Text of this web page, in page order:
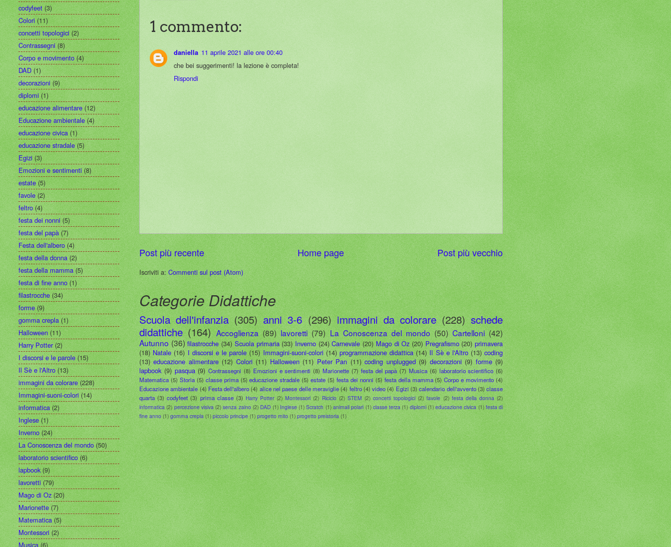
1 commento:
daniella 11 aprile 2021 alle ore 00:40
che bei suggerimenti! la lezione è completa!
Rispondi
Post più recente Post più vecchio
Home page
Iscriviti a:Commenti sul post (Atom)
Categorie Didattiche
Scuola dell'infanzia (305) anni 3-6 (296) immagini da colorare (228) schede
didattiche (164) Accoglienza (89) lavoretti (79) La Conoscenza del mondo (50) Cartelloni (42)
Autunno (36) filastrocche (34) Scuola primaria (33) Inverno (24) Carnevale (20) Mago di Oz (20) Pregrafismo (20) primavera
(18) Natale (16) I discorsi e le parole (15) Immagini-suoni-colori (14) programmazione didattica (14) Il Sè e l'Altro (13) coding
(13) educazione alimentare (12) Colori (11) Halloween (11) Peter Pan (11) coding unplugged (9) decorazioni (9) forme (9)
lapbook (9) pasqua (9) Contrassegni (8) Emozioni e sentimenti (8) Marionette (7) festa del papà (7) Musica (6) laboratorio scientifico (6)
Matematica (5) Storia (5) classe prima (5) educazione stradale (5) estate (5) festa dei nonni (5) festa della mamma (5) Corpo e movimento (4)
Educazione ambientale (4) Festa dell'albero (4) alice nel paese delle meraviglie (4) feltro (4) video (4) Egizi (3) calendario dell'avvento (3) classe
quarta (3) codyfeet (3) prima classe (3) Harry Potter (2) Montessori (2) Riciclo (2) STEM (2) concetti topologici (2) favole (2) festa della donna (2)
informatica (2) percezione visiva (2) senza zaino (2) DAD (1) Inglese (1) Scratch (1) animali polari (1) classe terza (1) diplomi (1) educazione civica (1) festa di
fine anno (1) gomma crepla (1) piccolo principe (1) progetto mito (1) progetto preistoria (1)
codyfeet (3)
Colori (11)
concetti topologici (2)
Contrassegni (8)
Corpo e movimento (4)
DAD (1)
decorazioni (9)
diplomi (1)
educazione alimentare (12)
Educazione ambientale (4)
educazione civica (1)
educazione stradale (5)
Egizi (3)
Emozioni e sentimenti (8)
estate (5)
favole (2)
feltro (4)
festa dei nonni (5)
festa del papà (7)
Festa dell'albero (4)
festa della donna (2)
festa della mamma (5)
festa di fine anno (1)
filastrocche (34)
forme (9)
gomma crepla (1)
Halloween (11)
Harry Potter (2)
I discorsi e le parole (15)
Il Sè e l'Altro (13)
immagini da colorare (228)
Immagini-suoni-colori (14)
informatica (2)
Inglese (1)
Inverno (24)
La Conoscenza del mondo (50)
laboratorio scientifico (6)
lapbook (9)
lavoretti (79)
Mago di Oz (20)
Marionette (7)
Matematica (5)
Montessori (2)
Musica (6)